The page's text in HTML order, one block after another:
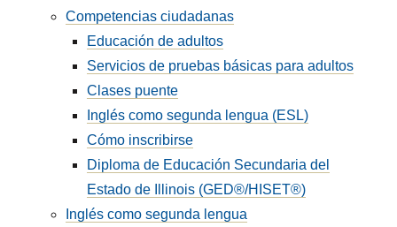
Competencias ciudadanas
Educación de adultos
Servicios de pruebas básicas para adultos
Clases puente
Inglés como segunda lengua (ESL)
Cómo inscribirse
Diploma de Educación Secundaria del
Estado de Illinois (GED®/HISET®)
Inglés como segunda lengua